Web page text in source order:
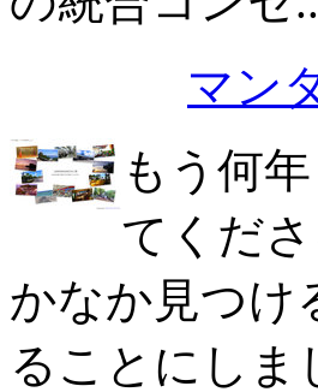
マン
もう何
てくだ
かなか見つけ
ることにしま